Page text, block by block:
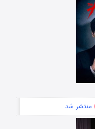
منتشر شد